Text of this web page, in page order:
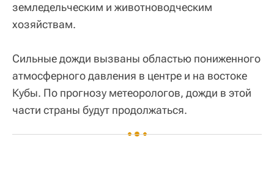
земледельческим и животноводческим
хозяйствам.
Сильные дожди вызваны областью пониженного
атмосферного давления в центре и на востоке
Кубы. По прогнозу метеорологов, дожди в этой
части страны будут продолжаться.